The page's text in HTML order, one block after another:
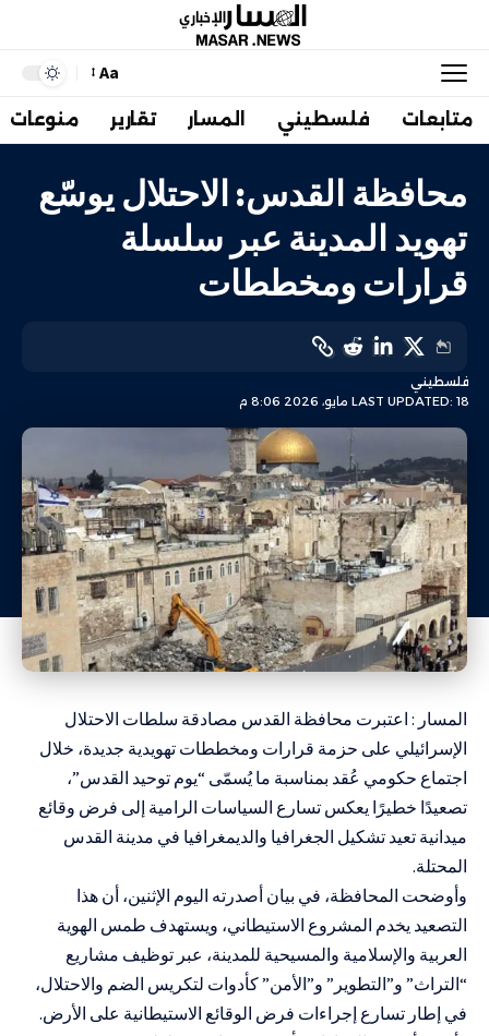
Aa
متابعات فلسطيني المسار تقارير منوعات
محافظة القدس: الاحتلال يوسّع
تهويد المدينة عبر سلسلة
قرارات ومخططات
LAST UPDATED: 18 مايو، 2026 8:06 م
فلسطيني
المسار : اعتبرت محافظة القدس مصادقة سلطات الاحتلال
الإسرائيلي على حزمة قرارات ومخططات تهويدية جديدة، خلال
اجتماع حكومي عُقد بمناسبة ما يُسمّى “يوم توحيد القدس”،
تصعيدًا خطيرًا يعكس تسارع السياسات الرامية إلى فرض وقائع
ميدانية تعيد تشكيل الجغرافيا والديمغرافيا في مدينة القدس
المحتلة.
وأوضحت المحافظة، في بيان أصدرته اليوم الإثنين، أن هذا
التصعيد يخدم المشروع الاستيطاني، ويستهدف طمس الهوية
العربية والإسلامية والمسيحية للمدينة، عبر توظيف مشاريع
“التراث” و”التطوير” و”الأمن” كأدوات لتكريس الضم والاحتلال،
في إطار تسارع إجراءات فرض الوقائع الاستيطانية على الأرض.